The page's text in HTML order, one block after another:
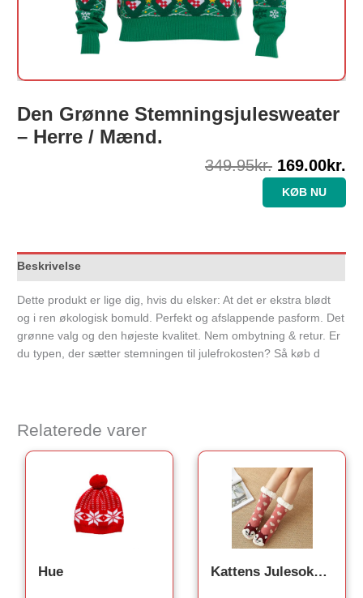
Den Grønne Stemningsjulesweater
– Herre / Mænd.
349.95kr. 169.00kr.
KØB NU
Beskrivelse
Dette produkt er lige dig, hvis du elsker: At det er ekstra blødt
og i ren økologisk bomuld. Perfekt og afslappende pasform. Det
grønne valg og den højeste kvalitet. Nem ombytning & retur. Er
du typen, der sætter stemningen til julefrokosten? Så køb d
Relaterede varer
Hue Kattens Julesokker